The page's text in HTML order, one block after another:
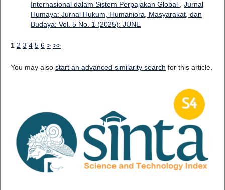
Internasional dalam Sistem Perpajakan Global
Jurnal
Humaya: Jurnal Hukum, Humaniora, Masyarakat, dan
Budaya: Vol. 5 No. 1 (2025): JUNE
1 2 3 4 5 6 > >>
You may also start an advanced similarity search for this article.